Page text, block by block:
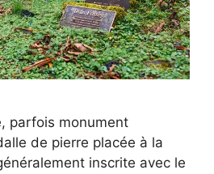
parfois monument
de pierre placée à la
inscrite avec le